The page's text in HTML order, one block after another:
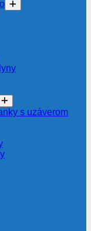
s uzáverom